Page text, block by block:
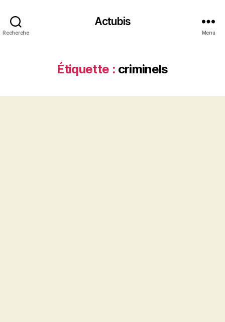
Recherche
Actubis
Menu
Étiquette : criminels